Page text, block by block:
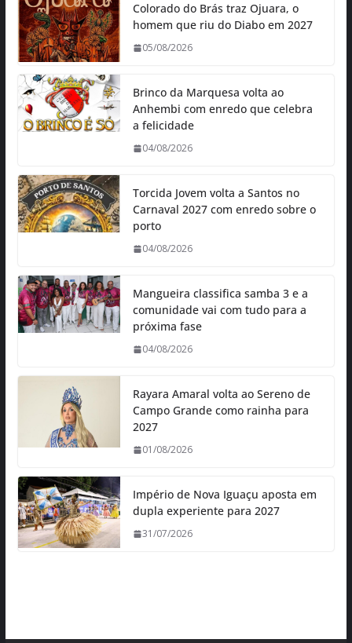
Colorado do Brás traz Ojuara, o
homem que riu do Diabo em 2027
05/08/2026
Brinco da Marquesa volta ao
Anhembi com enredo que celebra
a felicidade
04/08/2026
Torcida Jovem volta a Santos no
Carnaval 2027 com enredo sobre o
porto
04/08/2026
Mangueira classifica samba 3 e a
comunidade vai com tudo para a
próxima fase
04/08/2026
Rayara Amaral volta ao Sereno de
Campo Grande como rainha para
2027
01/08/2026
Império de Nova Iguaçu aposta em
dupla experiente para 2027
31/07/2026